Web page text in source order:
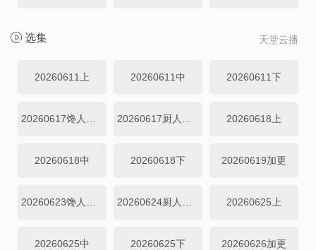
天堂云播
选集
20260611上 20260611中 20260611下
20260618上
20260618中 20260618下 20260619加更
20260625上
20260625中 20260625下 20260626加更